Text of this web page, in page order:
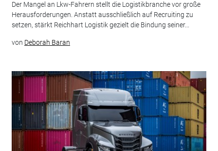
Der Mangel an Lkw-Fahrern stellt die Logistikbranche vor große
Herausforderungen. Anstatt ausschließlich auf Recruiting zu
setzen, stärkt Reichhart Logistik gezielt die Bindung seiner...
von Deborah Baran